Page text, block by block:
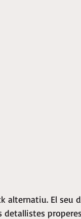
alternatiu. El seu
detallistes